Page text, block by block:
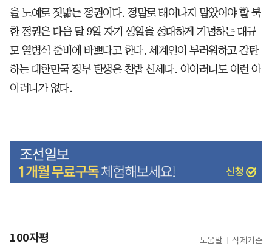
을 노예로 짓밟는 정권이다. 정말로 태어나지 말았어야 할 북
한 정권은 다음 달 9일 자기 생일을 성대하게 기념하는 대규
모 열병식 준비에 바쁘다고 한다. 세계인이 부러워하고 감탄
하는 대한민국 정부 탄생은 찬밥 신세다. 아이러니도 이런 아
이러니가 없다.
100자평 도움말 삭제기준